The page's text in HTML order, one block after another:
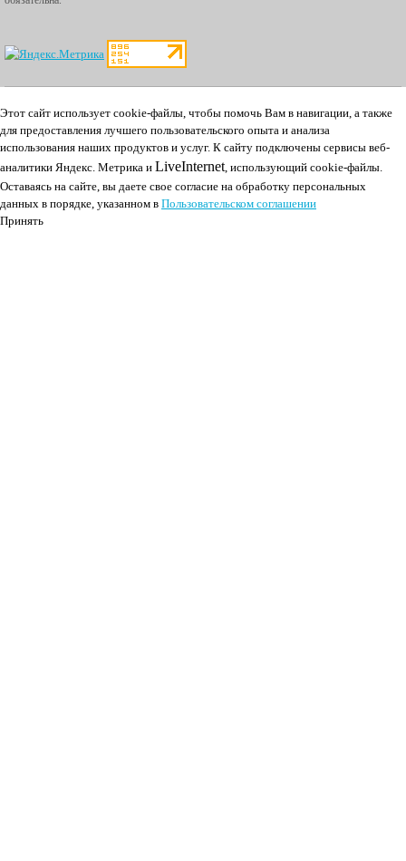
Этот сайт использует cookie-файлы, чтобы помочь Вам в навигации, а также
для предоставления лучшего пользовательского опыта и анализа
использования наших продуктов и услуг. К cайту подключены сервисы веб-
аналитики Яндекс. Метрика и LiveInternet, использующий cookie-файлы.
Оставаясь на сайте, вы даете свое согласие на обработку персональных
данных в порядке, указанном в Пользовательском соглашении
Принять